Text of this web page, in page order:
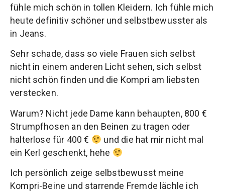
fühle mich schön in tollen Kleidern. Ich fühle mich
heute definitiv schöner und selbstbewusster als
in Jeans.
Sehr schade, dass so viele Frauen sich selbst
nicht in einem anderen Licht sehen, sich selbst
nicht schön finden und die Kompri am liebsten
verstecken.
Warum? Nicht jede Dame kann behaupten, 800 €
Strumpfhosen an den Beinen zu tragen oder
halterlose für 400 €
und die hat mir nicht mal
ein Kerl geschenkt, hehe
Ich persönlich zeige selbstbewusst meine
Kompri-Beine und starrende Fremde lächle ich